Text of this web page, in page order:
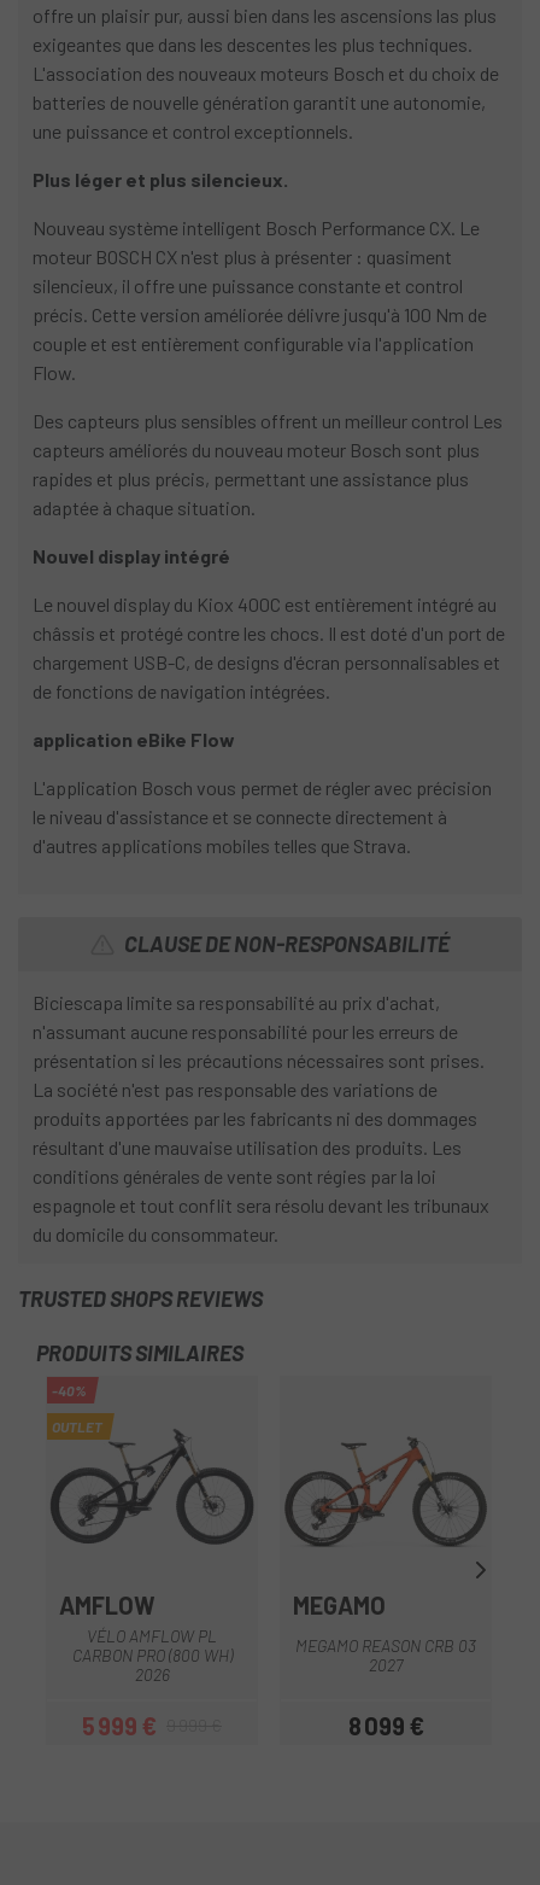
offre un plaisir pur, aussi bien dans les ascensions las plus
exigeantes que dans les descentes les plus techniques.
L'association des nouveaux moteurs Bosch et du choix de
batteries de nouvelle génération garantit une autonomie,
une puissance et control exceptionnels.
Plus léger et plus silencieux.
Nouveau système intelligent Bosch Performance CX. Le
moteur BOSCH CX n'est plus à présenter : quasiment
silencieux, il offre une puissance constante et control
précis. Cette version améliorée délivre jusqu'à 100 Nm de
couple et est entièrement configurable via l'application
Flow.
Des capteurs plus sensibles offrent un meilleur control Les
capteurs améliorés du nouveau moteur Bosch sont plus
rapides et plus précis, permettant une assistance plus
adaptée à chaque situation.
Nouvel display intégré
Le nouvel display du Kiox 400C est entièrement intégré au
châssis et protégé contre les chocs. Il est doté d'un port de
chargement USB-C, de designs d'écran personnalisables et
de fonctions de navigation intégrées.
application eBike Flow
L'application Bosch vous permet de régler avec précision
le niveau d'assistance et se connecte directement à
d'autres applications mobiles telles que Strava.
CLAUSE DE NON-RESPONSABILITÉ
Biciescapa limite sa responsabilité au prix d'achat,
n'assumant aucune responsabilité pour les erreurs de
présentation si les précautions nécessaires sont prises.
La société n'est pas responsable des variations de
produits apportées par les fabricants ni des dommages
résultant d'une mauvaise utilisation des produits. Les
conditions générales de vente sont régies par la loi
espagnole et tout conflit sera résolu devant les tribunaux
du domicile du consommateur.
TRUSTED SHOPS REVIEWS
PRODUITS SIMILAIRES
-40%
OUTLET
AMFLOW
VÉLO AMFLOW PL
CARBON PRO (800 WH)
2026
Prix
5 999 €Prix habituel
MEGAMO
MEGAMO REASON CRB 03
2027
Prix
8 099 €